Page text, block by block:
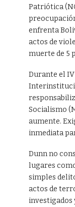
Patriótica
enfrenta
actos de
muerte de 5
Durante el
Socialismo
aumente.
inmediata
Dunn no
lugares
simples
actos de
investigados